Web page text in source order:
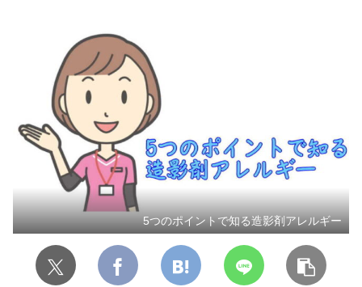
5つのポイントで知る造影剤アレルギー